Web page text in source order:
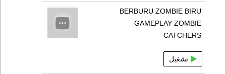
BERBURU ZOMBIE BIRU
GAMEPLAY ZOMBIE
CATCHERS
تشغيل